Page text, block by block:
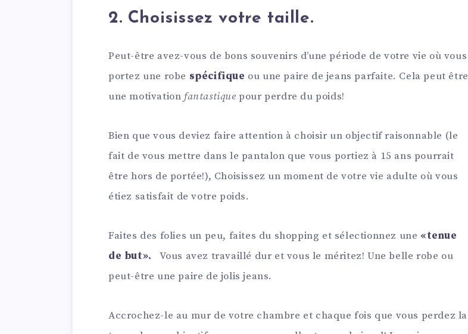
2. Choisissez votre taille.
Peut-être avez-vous de bons souvenirs d’une période de votre vie où vous
portez une robe spécifique ou une paire de jeans parfaite. Cela peut être
une motivation fantastique pour perdre du poids!
Bien que vous deviez faire attention à choisir un objectif raisonnable (le
fait de vous mettre dans le pantalon que vous portiez à 15 ans pourrait
être hors de portée!), Choisissez un moment de votre vie adulte où vous
étiez satisfait de votre poids.
Faites des folies un peu, faites du shopping et sélectionnez une «tenue
de but».
Vous avez travaillé dur et vous le méritez! Une belle robe ou
peut-être une paire de jolis jeans.
Accrochez-le au mur de votre chambre et chaque fois que vous perdez la